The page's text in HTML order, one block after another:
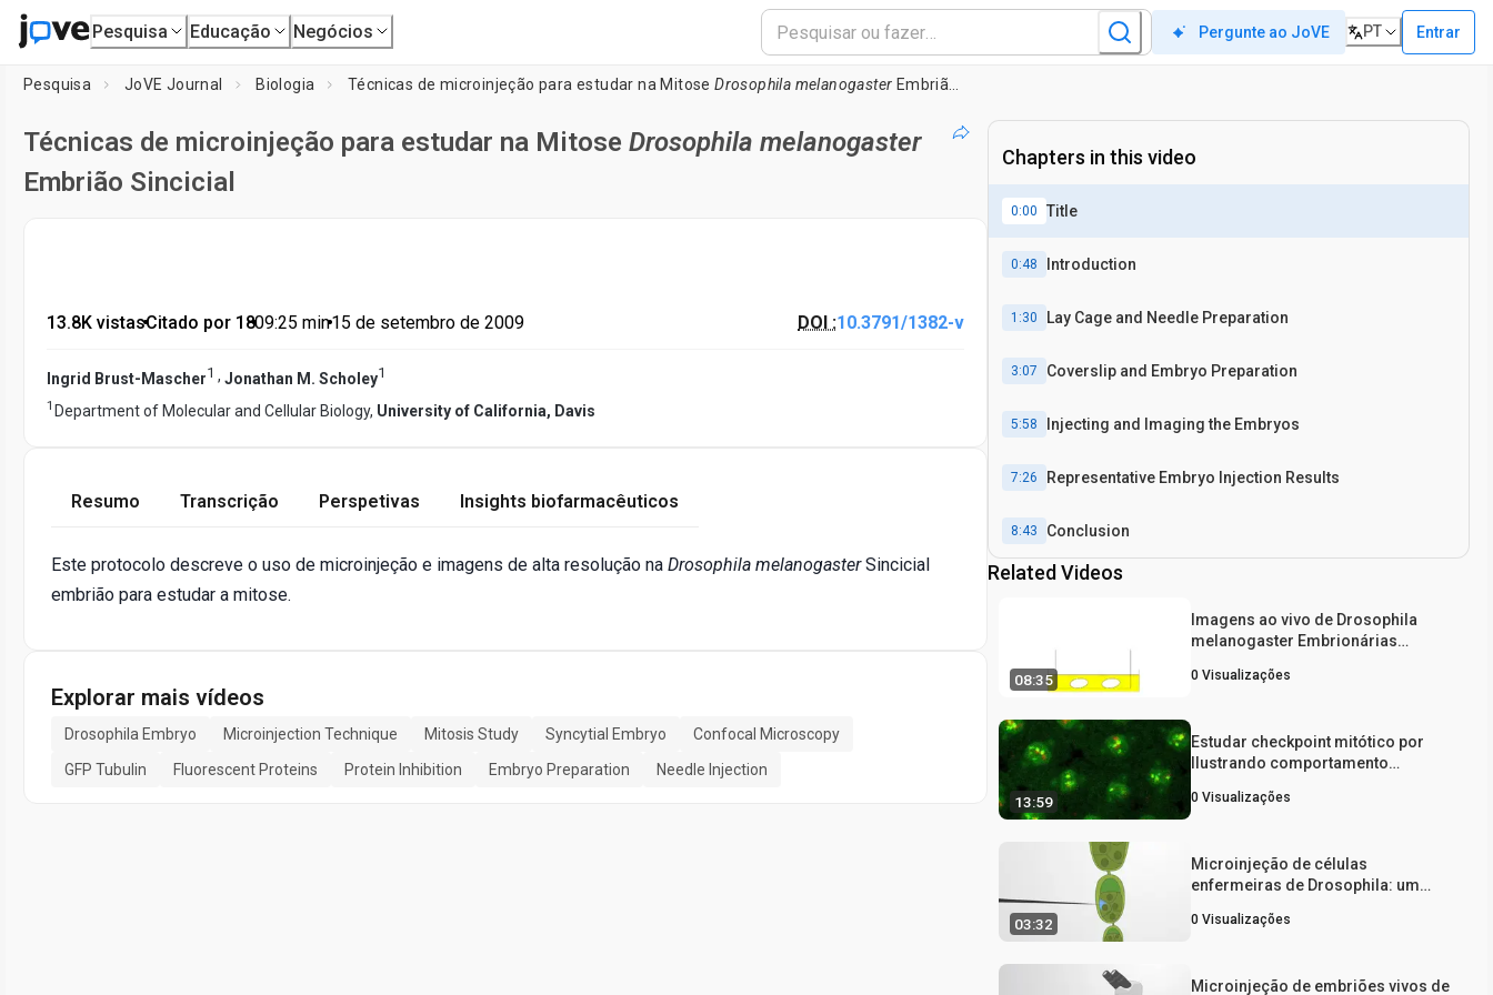
Pesquisa Educação Negócios Pergunte ao JoVE PT Entrar
Pesquisa JoVE Journal Biologia Técnicas de microinjeção para estudar na Mitose Drosophila melanogaster Embrião Sincicial
Técnicas de microinjeção para estudar na Mitose Drosophila melanogaster
Embrião Sincicial
13.8K vistas•Citado por 18•09:25 min•15 de setembro de 2009 DOI :10.3791/1382-v
Ingrid Brust-Mascher1 , Jonathan M. Scholey1
1 Department of Molecular and Cellular Biology, University of California, Davis
Resumo Transcrição Perspetivas Insights biofarmacêuticos
Este protocolo descreve o uso de microinjeção e imagens de alta resolução na Drosophila melanogasterSincicial
embrião para estudar a mitose.
Explorar mais vídeos
Drosophila Embryo Microinjection Technique Mitosis Study Syncytial Embryo
Confocal Microscopy
GFP Tubulin
Fluorescent Proteins Protein Inhibition Embryo Preparation Needle Injection
Chapters in this video
0:00 Title
0:48 Introduction
1:30 Lay Cage and Needle Preparation
3:07 Coverslip and Embryo Preparation
5:58 Injecting and Imaging the Embryos
7:26 Representative Embryo Injection Results
8:43 Conclusion
Related Videos
08:35
Imagens ao vivo de Drosophila
melanogaster Embrionárias
0 Visualizações
13:59
Estudar checkpoint mitótico por
Ilustrando comportamento
Movimento de cromossomos em
0 Visualizações
03:32
Microinjeção de células
enfermeiras de Drosophila: um
0 Visualizações
Microinjeção de embriões vivos de